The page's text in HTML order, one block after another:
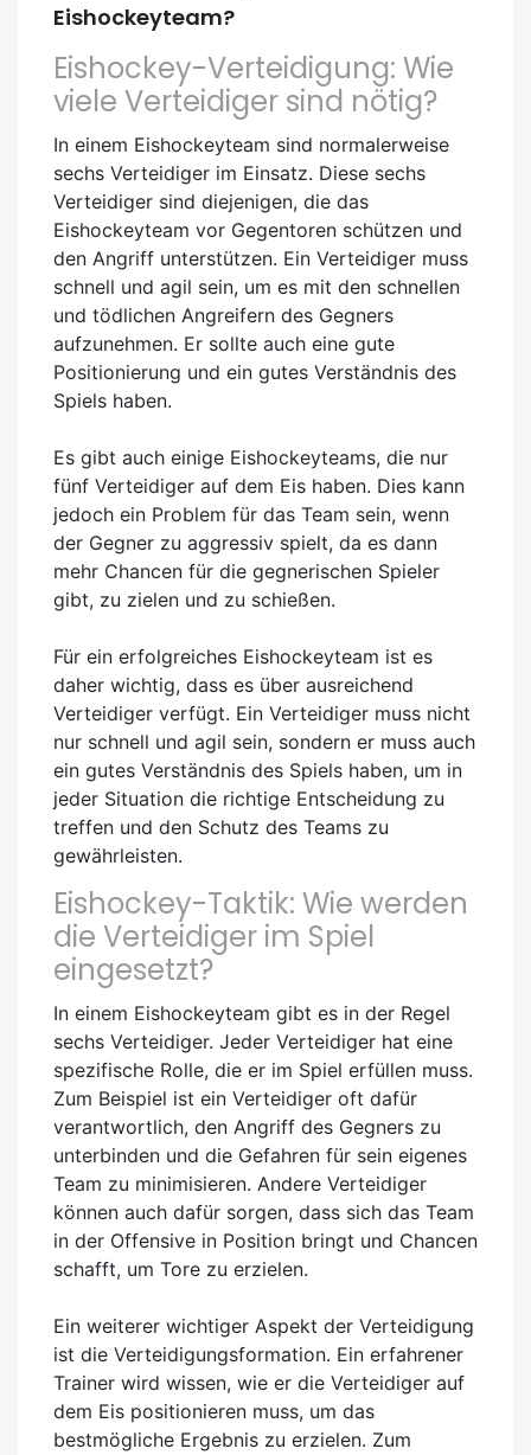
Eishockeyteam?
Eishockey-Verteidigung: Wie
viele Verteidiger sind nötig?
In einem Eishockeyteam sind normalerweise
sechs Verteidiger im Einsatz. Diese sechs
Verteidiger sind diejenigen, die das
Eishockeyteam vor Gegentoren schützen und
den Angriff unterstützen. Ein Verteidiger muss
schnell und agil sein, um es mit den schnellen
und tödlichen Angreifern des Gegners
aufzunehmen. Er sollte auch eine gute
Positionierung und ein gutes Verständnis des
Spiels haben.
Es gibt auch einige Eishockeyteams, die nur
fünf Verteidiger auf dem Eis haben. Dies kann
jedoch ein Problem für das Team sein, wenn
der Gegner zu aggressiv spielt, da es dann
mehr Chancen für die gegnerischen Spieler
gibt, zu zielen und zu schießen.
Für ein erfolgreiches Eishockeyteam ist es
daher wichtig, dass es über ausreichend
Verteidiger verfügt. Ein Verteidiger muss nicht
nur schnell und agil sein, sondern er muss auch
ein gutes Verständnis des Spiels haben, um in
jeder Situation die richtige Entscheidung zu
treffen und den Schutz des Teams zu
gewährleisten.
Eishockey-Taktik: Wie werden
die Verteidiger im Spiel
eingesetzt?
In einem Eishockeyteam gibt es in der Regel
sechs Verteidiger. Jeder Verteidiger hat eine
spezifische Rolle, die er im Spiel erfüllen muss.
Zum Beispiel ist ein Verteidiger oft dafür
verantwortlich, den Angriff des Gegners zu
unterbinden und die Gefahren für sein eigenes
Team zu minimisieren. Andere Verteidiger
können auch dafür sorgen, dass sich das Team
in der Offensive in Position bringt und Chancen
schafft, um Tore zu erzielen.
Ein weiterer wichtiger Aspekt der Verteidigung
ist die Verteidigungsformation. Ein erfahrener
Trainer wird wissen, wie er die Verteidiger auf
dem Eis positionieren muss, um das
bestmögliche Ergebnis zu erzielen. Zum